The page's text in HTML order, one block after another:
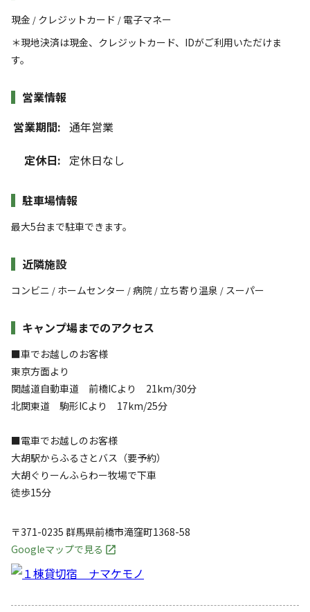
現金 / クレジットカード / 電子マネー
＊現地決済は現金、クレジットカード、IDがご利用いただけま
す。
営業情報
営業期間: 通年営業
定休日: 定休日なし
駐車場情報
最大5台まで駐車できます。
近隣施設
コンビニ / ホームセンター /病院 / 立ち寄り温泉 / スーパー
キャンプ場までのアクセス
■車でお越しのお客様
東京方面より
関越道自動車道 前橋ICより 21km/30分
北関東道 駒形ICより 17km/25分
■電車でお越しのお客様
大胡駅からふるさとバス（要予約）
大胡ぐりーんふらわー牧場で下車
徒歩15分
〒371-0235 群馬県前橋市滝窪町1368-58
Googleマップで見る